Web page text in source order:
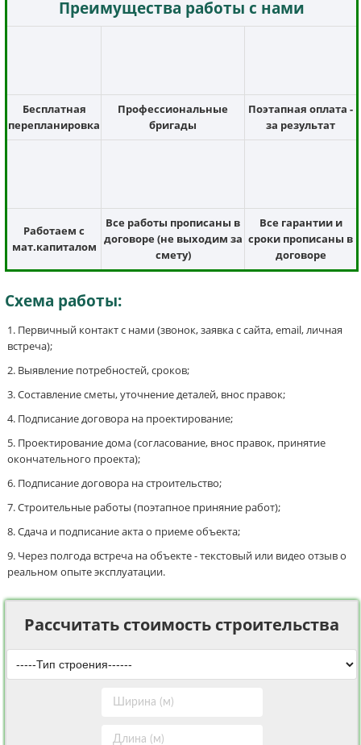
Преимущества работы с нами
Бесплатная
перепланировка
Профессиональные
бригады
Поэтапная оплата -
за результат
Работаем с
мат.капиталом
Все работы прописаны в
договоре (не выходим за
смету)
Все гарантии и
сроки прописаны в
договоре
Схема работы:
Первичный контакт с нами (звонок, заявка с сайта, email, личная
встреча);
Выявление потребностей, сроков;
Составление сметы, уточнение деталей, внос правок;
Подписание договора на проектирование;
Проектирование дома (согласование, внос правок, принятие
окончательного проекта);
Подписание договора на строительство;
Строительные работы (поэтапное приняние работ);
Сдача и подписание акта о приеме объекта;
Через полгода встреча на объекте - текстовый или видео отзыв о
реальном опыте эксплуатации.
Рассчитать стоимость строительства